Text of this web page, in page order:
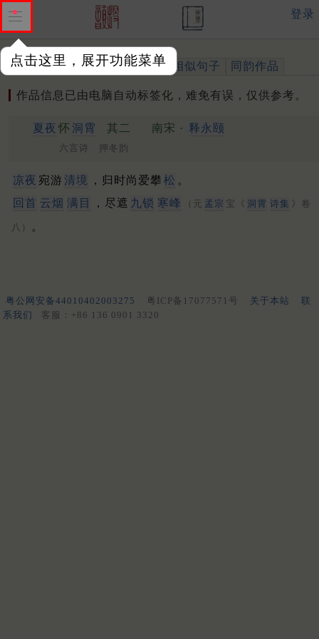
点击这里，展开功能菜单
登录
作品 标注四声 出处、引用 相似句子 同韵作品
作品信息已由电脑自动标签化，难免有误，仅供参考。
夏夜 怀 洞霄 其二 南宋 · 释永颐
六言诗 押冬韵
凉夜 宛游 清境 ，归时尚爱攀 松 。
回首 云烟 满目 ，尽遮 九锁 寒峰 （元 孟宗 宝《 洞霄 诗集 》卷
八） 。
粤公网安备44010402003275 粤ICP备17077571号 关于本站
联
系我们
客服：+86 136 0901 3320